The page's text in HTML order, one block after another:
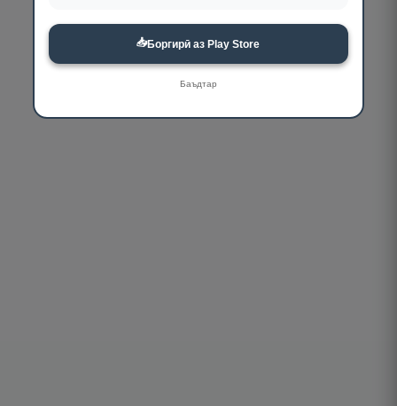
📥Боргирӣ аз Play Store
Баъдтар